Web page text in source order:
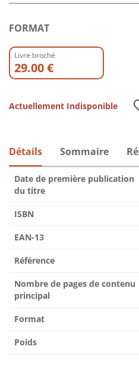
FORMAT
Livre broché
29.00 €
Actuellement Indisponible
Détails Sommaire
Date de première publication
du titre
ISBN
EAN-13
Référence
Nombre de pages de contenu
principal
Format
Poids